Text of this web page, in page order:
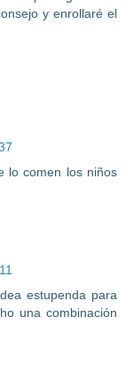
y enrollaré el
lo comen los niños
estupenda para
una combinación